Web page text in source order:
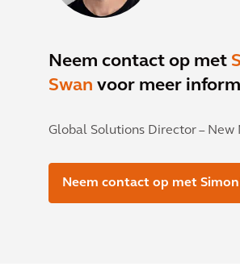
Neem contact op met
Swan voor meer
Global Solutions Director – New
Neem contact op met Simon